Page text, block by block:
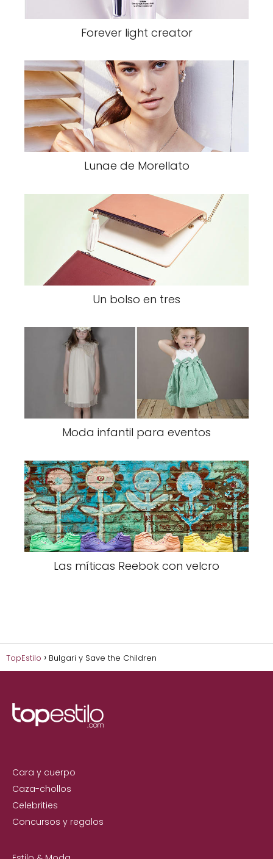
Forever light creator
Lunae de Morellato
Un bolso en tres
Moda infantil para eventos
Las míticas Reebok con velcro
TopEstilo Bulgari y Save the Children
Cara y cuerpo
Caza-chollos
Celebrities
Concursos y regalos